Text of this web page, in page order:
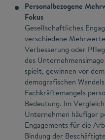
Personalbezogene
Fokus
Gesellschaftliches
verschiedene
Verbesserung oder
des
spielt, gewinnen vor
demografischen
Fachkräftemangels
Bedeutung. Im
Unternehmen häufiger
Engagements für die
Bindung der